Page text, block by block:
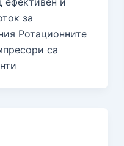
за
Ротационните
са